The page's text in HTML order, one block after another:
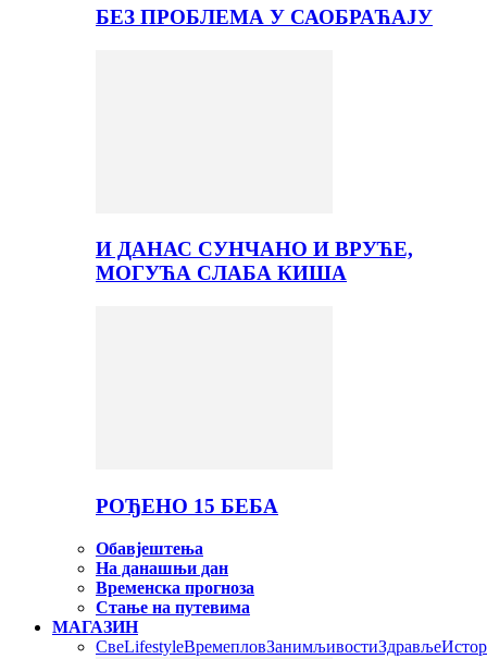
БЕЗ ПРОБЛЕМА У САОБРАЋАЈУ
И ДАНАС СУНЧАНО И ВРУЋЕ,
МОГУЋА СЛАБА КИША
РОЂЕНО 15 БЕБА
Обавјештења
На данашњи дан
Временска прогноза
Стање на путевима
МАГАЗИН
СвеLifestyleВремепловЗанимљивостиЗдравље